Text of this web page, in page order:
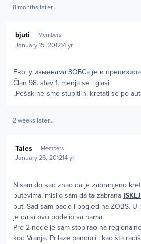
8 months later...
bjuti Members
January 15, 201214 yr
Ево, у изменама ЗОБСа је и
Član 98. stav 1. menja se i glasi:
„Pešak ne sme stupiti ni kretati se po
2 weeks later...
Tales Members
January 26, 201214 yr
Nisam do sad znao da je zabranjeno
putevima, mislio sam da ta zabrana
put. Sad sam bacio i pogled na ZOBS.
je da si ovo podelio sa nama.
Pre 2 nedelje sam stopirao na
kod Vranja. Prilaze panduri i kao šta